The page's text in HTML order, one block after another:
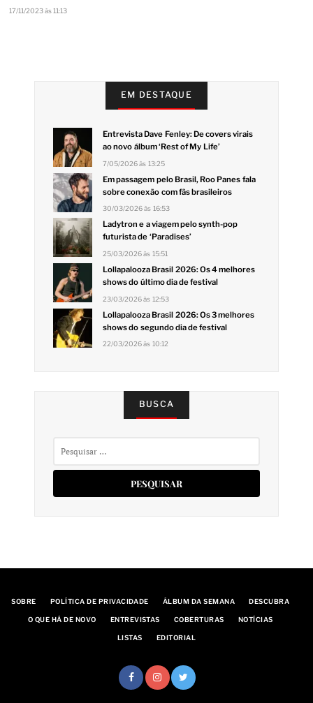
17/11/2023 às 11:13
EM DESTAQUE
Entrevista Dave Fenley: De covers virais
ao novo álbum ‘Rest of My Life’
7/05/2026 às 13:25
Em passagem pelo Brasil, Roo Panes fala
sobre conexão com fãs brasileiros
30/03/2026 às 16:53
Ladytron e a viagem pelo synth-pop
futurista de ‘Paradises’
25/03/2026 às 15:51
Lollapalooza Brasil 2026: Os 4 melhores
shows do último dia de festival
23/03/2026 às 12:53
Lollapalooza Brasil 2026: Os 3 melhores
shows do segundo dia de festival
22/03/2026 às 10:12
BUSCA
SOBRE POLÍTICA DE PRIVACIDADE ÁLBUM DA SEMANA DESCUBRA
O QUE HÁ DE NOVO ENTREVISTAS COBERTURAS NOTÍCIAS
LISTAS EDITORIAL